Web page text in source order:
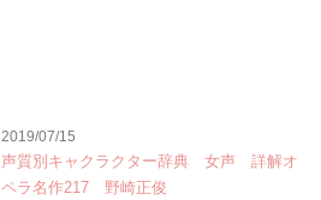
2019/07/15
声質別キャクラクター辞典 女声 詳解オ
ペラ名作217 野崎正俊